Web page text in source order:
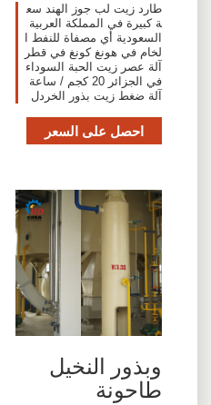
طارد زيت لب جوز الهند سع
ة كبيرة في المملكة العربية
السعودية أي مصفاة للنفط ا
لخام في هونغ كونغ في قطر
آلة عصر زيت الحبة السوداء
في الجزائر 20 كجم / ساعة
آلة ضغط زيت بذور الخردل
احصل على السعر
وبذور النخيل
طاحونة